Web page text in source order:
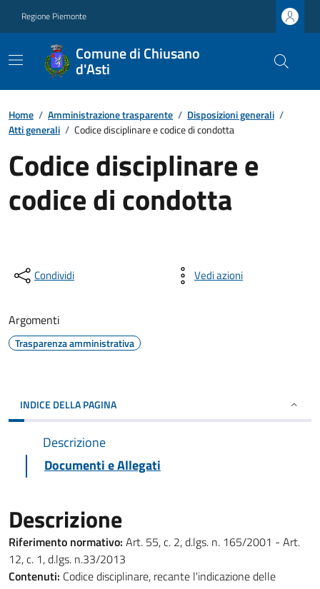
Regione Piemonte
Comune di Chiusano
d'Asti
Home / Amministrazione trasparente / Disposizioni generali /
Atti generali / Codice disciplinare e codice di condotta
Codice disciplinare e
codice di condotta
Condividi Vedi azioni
Argomenti
Trasparenza amministrativa
INDICE DELLA PAGINA
Descrizione
Documenti e Allegati
Descrizione
Riferimento normativo: Art. 55, c. 2, d.lgs. n. 165/2001 - Art.
12, c. 1, d.lgs. n.33/2013
Contenuti: Codice disciplinare, recante l'indicazione delle